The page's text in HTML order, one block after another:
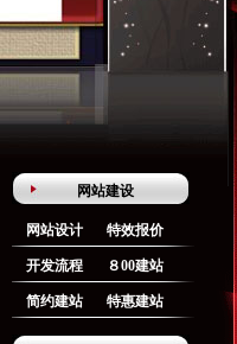
网站建设
网站设计 特效报价
开发流程 ８00建站
简约建站 特惠建站